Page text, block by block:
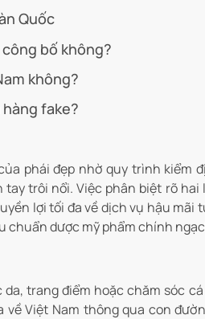
Quốc
bố không?
không?
fake?
phái đẹp nhờ quy trình kiểm
trôi nổi. Việc phân biệt rõ hai
lợi tối đa về dịch vụ hậu mãi
dược mỹ phẩm chính
trang điểm hoặc chăm sóc
Việt Nam thông qua con